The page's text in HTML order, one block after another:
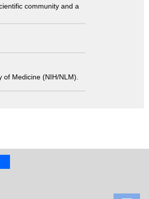
community and a
of Medicine (NIH/NLM).